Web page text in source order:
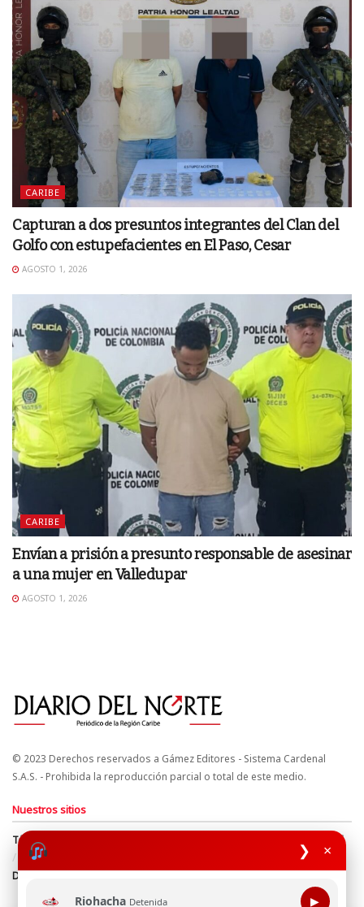
❯ ×
Riohacha Detenida ▶
CARIBE
Capturan a dos presuntos integrantes del Clan del
Golfo con estupefacientes en El Paso, Cesar
AGOSTO 1, 2026
CARIBE
Envían a prisión a presunto responsable de asesinar
a una mujer en Valledupar
AGOSTO 1, 2026
© 2023 Derechos reservados a Gámez Editores - Sistema Cardenal
S.A.S. - Prohibida la reproducción parcial o total de este medio.
Nuestros sitios
Términos y Condiciones
Derechos de Autor y Propiedad Intelectual
Política de uso de cookies
Política de Tratamiento de Datos
Directrices Editoriales